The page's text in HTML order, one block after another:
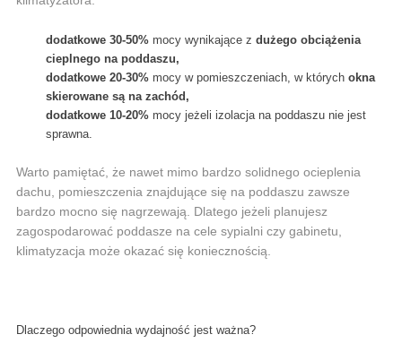
dodatkowe 30-50%mocy wynikające z dużego obciążenia
cieplnego na poddaszu,
dodatkowe 20-30%mocy w pomieszczeniach, w których okna
skierowane są na zachód,
dodatkowe 10-20% mocy jeżeli izolacja na poddaszu nie jest
sprawna.
Warto pamiętać, że nawet mimo bardzo solidnego ocieplenia
dachu, pomieszczenia znajdujące się na poddaszu zawsze
bardzo mocno się nagrzewają. Dlatego jeżeli planujesz
zagospodarować poddasze na cele sypialni czy gabinetu,
klimatyzacja może okazać się koniecznością.
Dlaczego odpowiednia wydajność jest ważna?